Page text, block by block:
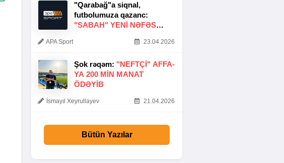
"Qarabağ"a siqnal,
futbolumuza qazanc:
"SABAH" YENI NƏFƏS
APA Sport 23.04.2026
Şok rəqəm: "NEFTÇI" AFFA-
YA 200 MIN MANAT
ÖDƏYIB
İsmayıl Xeyrullayev 21.04.2026
Bütün Yazılar